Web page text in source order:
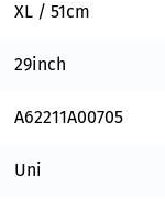
XL / 51cm
29inch
A62211A00705
Uni